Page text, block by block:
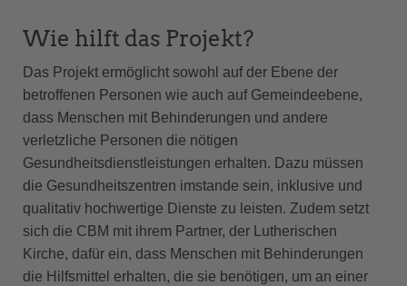
Wie hilft das Projekt?
Das Projekt ermöglicht sowohl auf der Ebene der
betroffenen Personen wie auch auf Gemeindeebene,
dass Menschen mit Behinderungen und andere
verletzliche Personen die nötigen
Gesundheitsdienstleistungen erhalten. Dazu müssen
die Gesundheitszentren imstande sein, inklusive und
qualitativ hochwertige Dienste zu leisten. Zudem setzt
sich die CBM mit ihrem Partner, der Lutherischen
Kirche, dafür ein, dass Menschen mit Behinderungen
die Hilfsmittel erhalten, die sie benötigen, um an einer